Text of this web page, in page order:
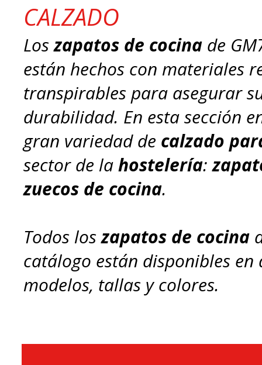
CALZADO
Loszapatos de cocina de
están hechos con materiales
transpirables para asegurar
durabilidad. En esta sección
gran variedad de calzado
sector de lahostelería:
zuecos de cocina.
Todos loszapatos de cocina
catálogo están disponibles en
modelos, tallas y colores.